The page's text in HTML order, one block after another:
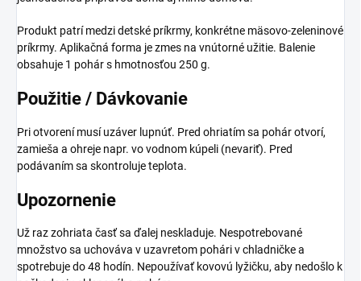
Produkt patrí medzi detské príkrmy, konkrétne mäsovo-zeleninové
príkrmy. Aplikačná forma je zmes na vnútorné užitie. Balenie
obsahuje 1 pohár s hmotnosťou 250 g.
Použitie / Dávkovanie
Pri otvorení musí uzáver lupnúť. Pred ohriatím sa pohár otvorí,
zamieša a ohreje napr. vo vodnom kúpeli (nevariť). Pred
podávaním sa skontroluje teplota.
Upozornenie
Už raz zohriata časť sa ďalej neskladuje. Nespotrebované
množstvo sa uchováva v uzavretom pohári v chladničke a
spotrebuje do 48 hodín. Nepoužívať kovovú lyžičku, aby nedošlo k